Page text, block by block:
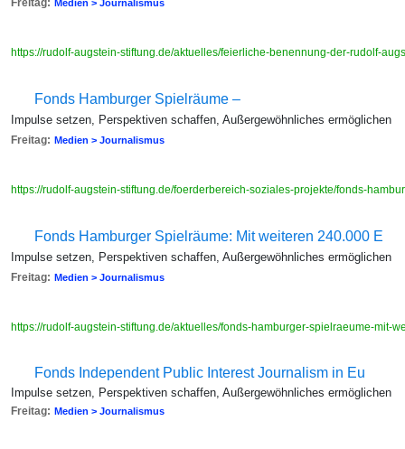
Freitag: Medien > Journalismus
https://rudolf-augstein-stiftung.de/aktuelles/feierliche-benennung-der-rudolf-
Fonds Hamburger Spielräume –
Impulse setzen, Perspektiven schaffen, Außergewöhnliches ermöglichen
Freitag: Medien > Journalismus
https://rudolf-augstein-stiftung.de/foerderbereich-soziales-projekte/fonds-
Fonds Hamburger Spielräume: Mit weiteren 240.000 E
Impulse setzen, Perspektiven schaffen, Außergewöhnliches ermöglichen
Freitag: Medien > Journalismus
https://rudolf-augstein-stiftung.de/aktuelles/fonds-hamburger-spielraeume-mit-
Fonds Independent Public Interest Journalism in Eu
Impulse setzen, Perspektiven schaffen, Außergewöhnliches ermöglichen
Freitag: Medien > Journalismus